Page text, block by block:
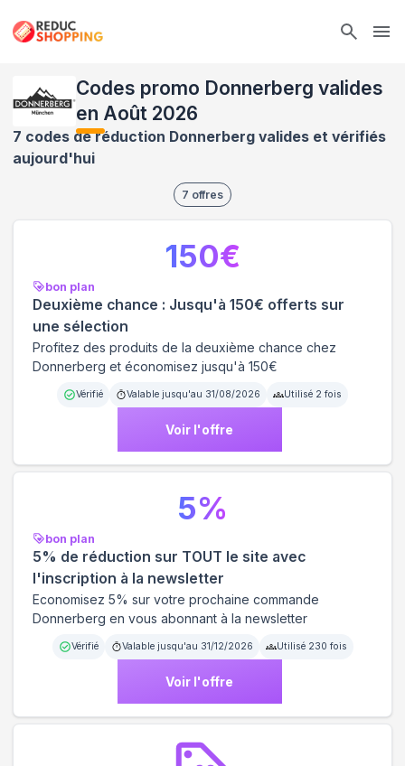
Codes promo Donnerberg valides
en Août 2026
7 codes de réduction Donnerberg valides et vérifiés
aujourd'hui
7 offres
bon plan
Deuxième chance : Jusqu'à 150€ offerts sur
une sélection
Profitez des produits de la deuxième chance chez
Donnerberg et économisez jusqu'à 150€
Vérifié Valable jusqu'au 31/08/2026 Utilisé 2 fois
Voir l'offre
150€
bon plan
5% de réduction sur TOUT le site avec
l'inscription à la newsletter
Economisez 5% sur votre prochaine commande
Donnerberg en vous abonnant à la newsletter
Vérifié Valable jusqu'au 31/12/2026 Utilisé 230 fois
Voir l'offre
5%